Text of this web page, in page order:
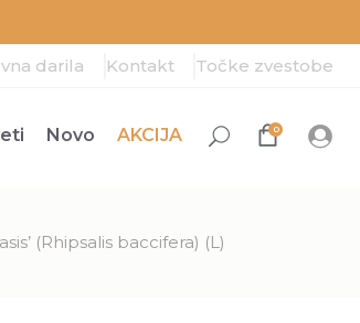
darila Kontakt Točke zvestobe
Novo AKCIJA 0
(Rhipsalis baccifera) (L)